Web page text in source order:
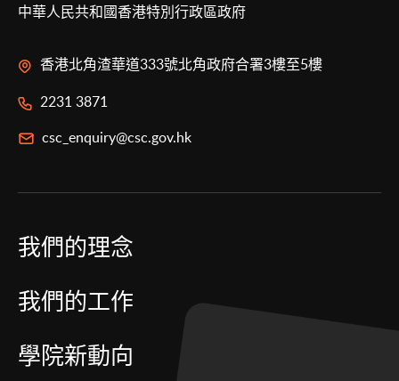
中華人民共和國香港特別行政區政府
香港北角渣華道333號北角政府合署3樓至5樓
2231 3871
csc_enquiry@csc.gov.hk
我們的理念
我們的工作
學院新動向